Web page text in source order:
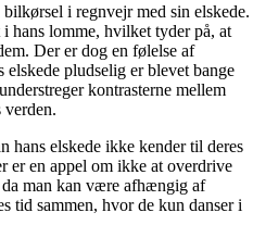
i regnvejr med sin elskede.
hans lomme, hvilket tyder på, at
Der er dog en følelse af
pludselig er blevet bange
kontrasterne mellem
hans elskede ikke kender til deres
er en appel om ikke at overdrive
man kan være afhængig af
tid sammen, hvor de kun danser i